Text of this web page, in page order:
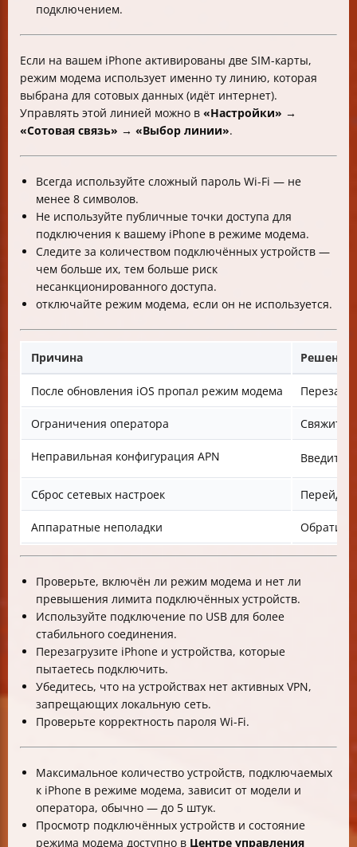
подключением.
Если на вашем iPhone активированы две SIM-карты,
режим модема использует именно ту линию, которая
выбрана для сотовых данных (идёт интернет).
Управлять этой линией можно в «Настройки» →
«Сотовая связь» → «Выбор линии».
Всегда используйте сложный пароль Wi-Fi — не
менее 8 символов.
Не используйте публичные точки доступа для
подключения к вашему iPhone в режиме модема.
Следите за количеством подключённых устройств —
чем больше их, тем больше риск
несанкционированного доступа.
отключайте режим модема, если он не используется.
Причина Решение
После обновления iOS пропал режим модема
Ограничения оператора
Неправильная конфигурация APN Введите
Сброс сетевых настроек
Аппаратные неполадки
Проверьте, включён ли режим модема и нет ли
превышения лимита подключённых устройств.
Используйте подключение по USB для более
стабильного соединения.
Перезагрузите iPhone и устройства, которые
пытаетесь подключить.
Убедитесь, что на устройствах нет активных VPN,
запрещающих локальную сеть.
Проверьте корректность пароля Wi-Fi.
Максимальное количество устройств, подключаемых
к iPhone в режиме модема, зависит от модели и
оператора, обычно — до 5 штук.
Просмотр подключённых устройств и состояние
режима модема доступно в Центре управления